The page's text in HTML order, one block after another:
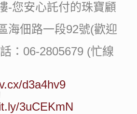
-您安心託付的珠寶顧
海佃路一段92號(歡迎
：06-2805679 (忙線
d3a4hv9
3uCEKmN